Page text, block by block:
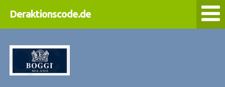
Deraktionscode.de